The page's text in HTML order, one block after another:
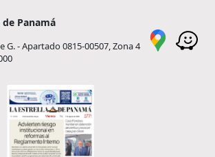
Panamá
G. - Apartado 0815-00507, Zona 4